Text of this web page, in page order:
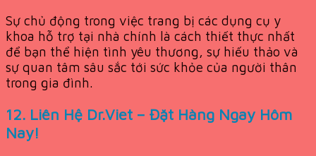
Sự chủ động trong việc trang bị các dụng cụ y
khoa hỗ trợ tại nhà chính là cách thiết thực nhất
để bạn thể hiện tình yêu thương, sự hiếu thảo và
sự quan tâm sâu sắc tới sức khỏe của người thân
trong gia đình.
12. Liên Hệ Dr.Viet – Đặt Hàng Ngay Hôm
Nay!